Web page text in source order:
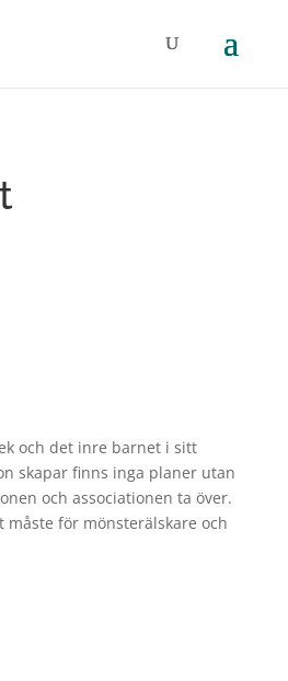
och det inre barnet i sitt
skapar finns inga planer utan
och associationen ta över.
måste för mönsterälskare och